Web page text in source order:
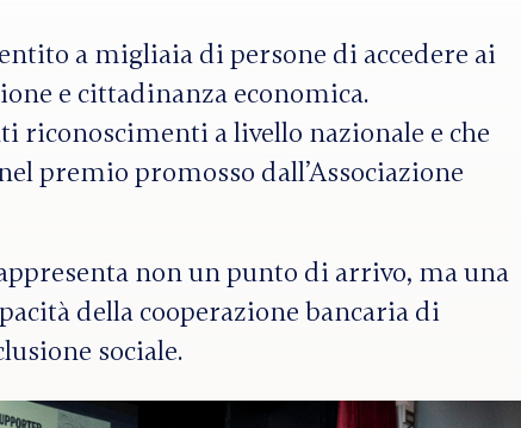
a migliaia di persone di accedere ai
e cittadinanza economica.
riconoscimenti a livello nazionale e che
premio promosso dall’Associazione
non un punto di arrivo, ma una
della cooperazione bancaria di
sociale.